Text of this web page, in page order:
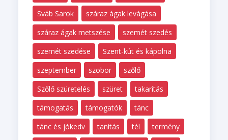
Sváb Sarok
száraz ágak levágása
száraz ágak metszése
szemét szedés
szemét szedése
Szent-kút és kápolna
szeptember
szobor
szőlő
Szőlő szüretelés
szüret
takarítás
támogatás
támogatók
tánc
tánc és jókedv
tanítás tél
termény